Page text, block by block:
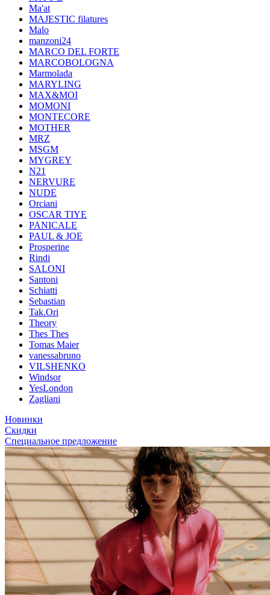
Ma'at
MAJESTIC filatures
Malo
manzoni24
MARCO DEL FORTE
MARCOBOLOGNA
Marmolada
MARYLING
MAX&MOI
MOMONI
MONTECORE
MOTHER
MRZ
MSGM
MYGREY
N21
NERVURE
NUDE
Orciani
OSCAR TIYE
PANICALE
PAUL & JOE
Prosperine
Rindi
SALONI
Santoni
Schiatti
Sebastian
Tak.Ori
Theory
Thes Thes
Tomas Maier
vanessabruno
VILSHENKO
Windsor
YesLondon
Zagliani
Новинки
Скидки
Специальное предложение